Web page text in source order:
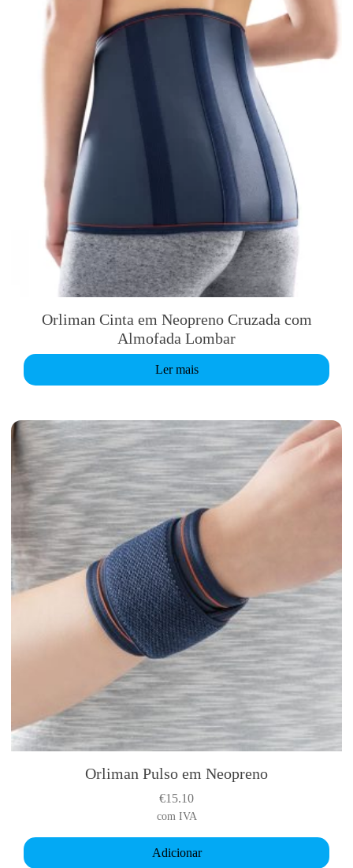
Orliman Cinta em Neopreno Cruzada com
Almofada Lombar
Ler mais
Orliman Pulso em Neopreno
€15.10
com IVA
Adicionar